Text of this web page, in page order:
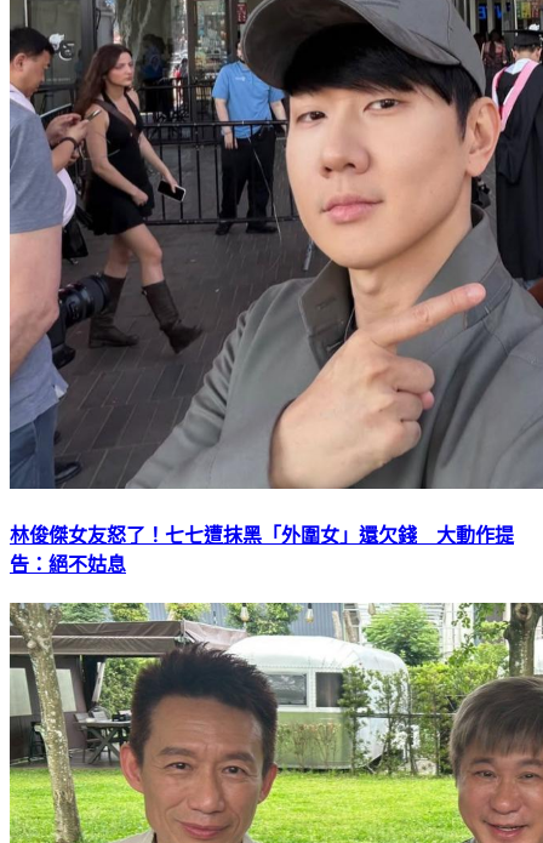
林俊傑女友怒了！七七遭抹黑「外圍女」還欠錢 大動作提
告：絕不姑息